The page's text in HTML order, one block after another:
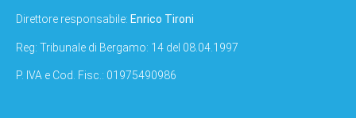
Direttore responsabile: Enrico Tironi
Reg: Tribunale di Bergamo: 14 del 08.04.1997
P. IVA e Cod. Fisc.: 01975490986